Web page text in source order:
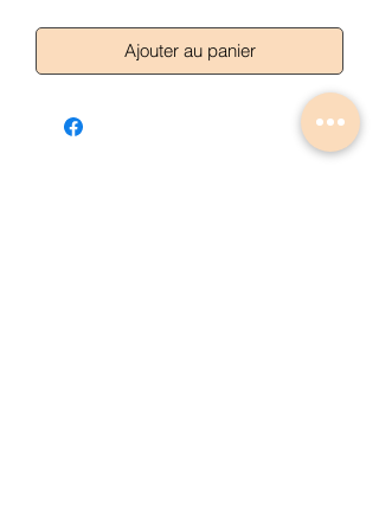
Ajouter au panier